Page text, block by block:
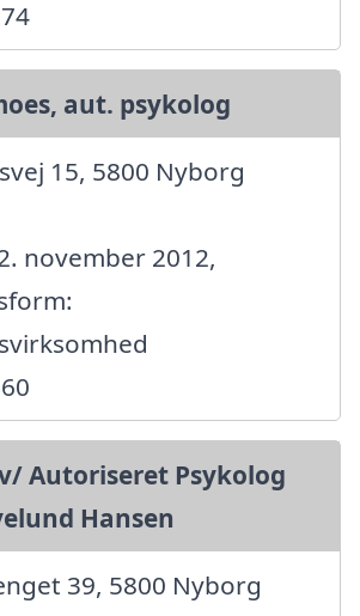
aut. psykolog
15, 5800 Nyborg
november 2012,
Autoriseret Psykolog
Hansen
39, 5800 Nyborg